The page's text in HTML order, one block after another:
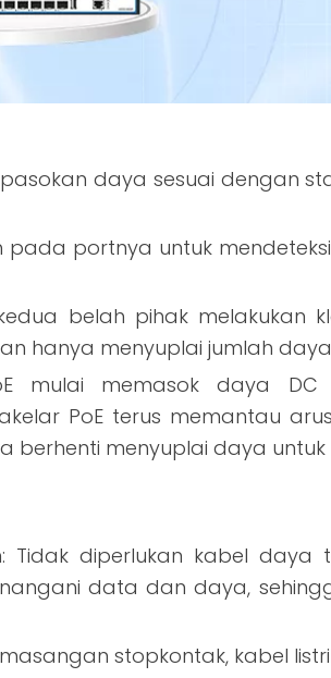
daya sesuai dengan
pada portnya untuk
belah pihak
hanya menyuplai jumlah
mulai memasok daya
PoE terus memantau
berhenti menyuplai daya
Tidak diperlukan kabel
data dan daya,
stopkontak, kabel